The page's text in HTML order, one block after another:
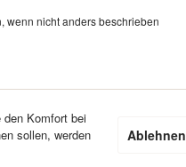
wenn nicht anders beschrieben
Komfort bei
sollen, werden
Ablehnen